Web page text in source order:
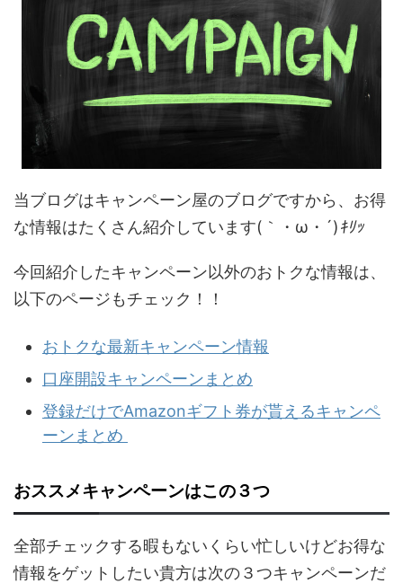
当ブログはキャンペーン屋のブログですから、お得
な情報はたくさん紹介しています(｀・ω・´)ｷﾘｯ
今回紹介したキャンペーン以外のおトクな情報は、
以下のページもチェック！！
おトクな最新キャンペーン情報
口座開設キャンペーンまとめ
登録だけでAmazonギフト券が貰えるキャンペ
ーンまとめ
おススメキャンペーンはこの３つ
全部チェックする暇もないくらい忙しいけどお得な
情報をゲットしたい貴方は次の３つキャンペーンだ